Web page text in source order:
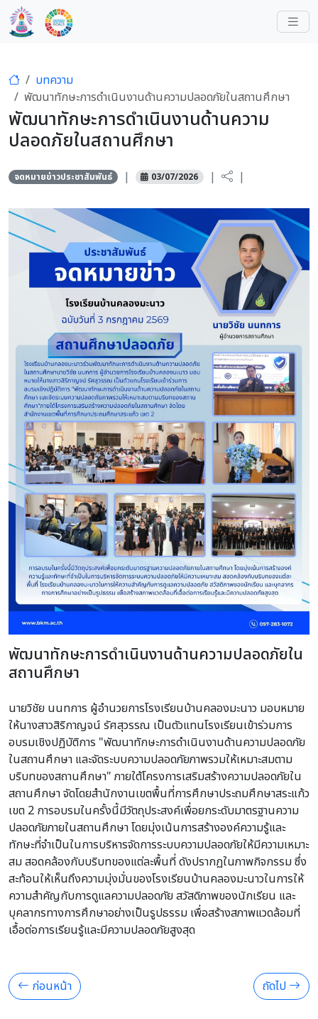
บทความ
พัฒนาทักษะการดำเนินงานด้านความปลอดภัยในสถานศึกษา
พัฒนาทักษะการดำเนินงานด้านความ
ปลอดภัยในสถานศึกษา
จดหมายข่าวประชาสัมพันธ์ | 03/07/2026 | |
พัฒนาทักษะการดำเนินงานด้านความปลอดภัยใน
สถานศึกษา
นายวิชัย นนทการ ผู้อำนวยการโรงเรียนบ้านคลองมะนาว มอบหมาย
ให้นางสาวสิริกาญจน์ รัศสุวรรณ เป็นตัวแทนโรงเรียนเข้าร่วมการ
อบรมเชิงปฏิบัติการ "พัฒนาทักษะการดำเนินงานด้านความปลอดภัย
ในสถานศึกษา และจัดระบบความปลอดภัยภาพรวมให้เหมาะสมตาม
บริบทของสถานศึกษา" ภายใต้โครงการเสริมสร้างความปลอดภัยใน
สถานศึกษา จัดโดยสำนักงานเขตพื้นที่การศึกษาประถมศึกษาสระแก้ว
เขต 2 การอบรมในครั้งนี้มีวัตถุประสงค์เพื่อยกระดับมาตรฐานความ
ปลอดภัยภายในสถานศึกษา โดยมุ่งเน้นการสร้างองค์ความรู้และ
ทักษะที่จำเป็นในการบริหารจัดการระบบความปลอดภัยให้มีความเหมาะ
สม สอดคล้องกับบริบทของแต่ละพื้นที่ ดังปรากฏในภาพกิจกรรม ซึ่ง
สะท้อนให้เห็นถึงความมุ่งมั่นของโรงเรียนบ้านคลองมะนาวในการให้
ความสำคัญกับการดูแลความปลอดภัย สวัสดิภาพของนักเรียน และ
บุคลากรทางการศึกษาอย่างเป็นรูปธรรม เพื่อสร้างสภาพแวดล้อมที่
เอื้อต่อการเรียนรู้และมีความปลอดภัยสูงสุด
ก่อนหน้า ถัดไป